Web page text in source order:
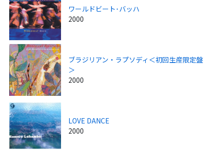
ワールドビート･バッハ
2000
ブラジリアン・ラプソディ＜初回生産限定盤
＞
2000
LOVE DANCE
2000